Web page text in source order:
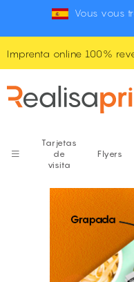
Vous vous
Imprenta online 100%
Tarjetas
de
visita
Flyers